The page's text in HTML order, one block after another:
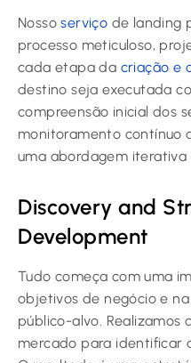
Nossoserviço de landing
processo meticuloso,
cada etapa da criação e
destino seja executada
compreensão inicial dos
monitoramento contínuo
uma abordagem iterativa
Discovery and
Development
Tudo começa com uma
objetivos de negócio e
público-alvo. Realizamos
mercado para identificar